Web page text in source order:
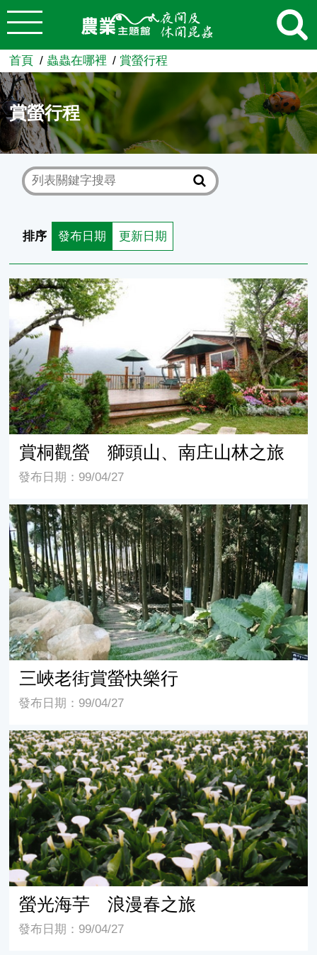
跳到主要內容
農業知識入口網
首頁 蟲蟲在哪裡 賞螢行程
賞螢行程
排序 發布日期 更新日期
賞桐觀螢 獅頭山、南庄山林之旅
賞桐觀螢 獅頭山、南庄山林之旅
發布日期：99/04/27
三峽老街賞螢快樂行
三峽老街賞螢快樂行
發布日期：99/04/27
螢光海芋 浪漫春之旅
螢光海芋 浪漫春之旅
發布日期：99/04/27